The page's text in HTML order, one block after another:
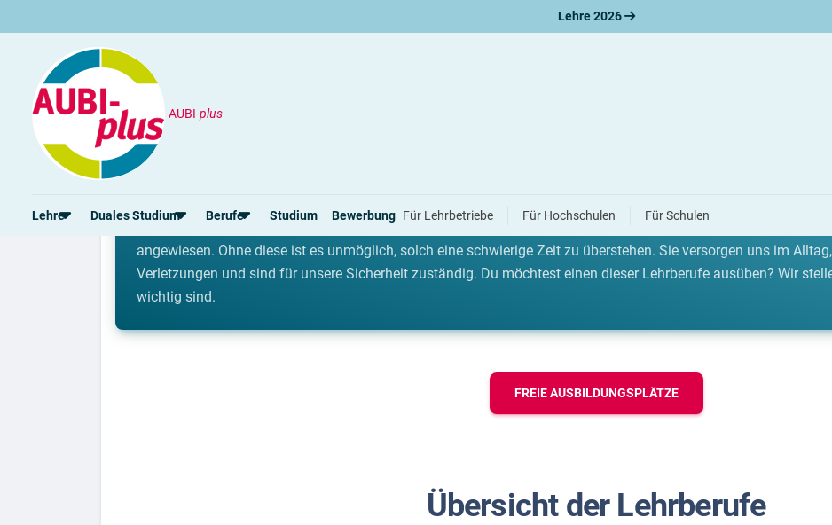
Lehre 2026
AUBI-plus
Lehre
Alle Städte von A-Z
Duales Studium
Rund um das duale Studium
Duale Studienplätze 2026
Duale Studiengänge von A-Z
Berufe Studium Bewerbung Für Lehrbetriebe Für Hochschulen Für Schulen
Lehrberufe
In besonderen Situationen, wie in der Corona-Krise, sind wir ganz besonders auf die Unterstützung vieler Helfer
angewiesen. Ohne diese ist es unmöglich, solch eine schwierige Zeit zu überstehen. Sie versorgen uns im
Verletzungen und sind für unsere Sicherheit zuständig. Du möchtest einen dieser Lehrberufe ausüben? Wir
wichtig sind.
FREIE AUSBILDUNGSPLÄTZE
Übersicht der Lehrberufe